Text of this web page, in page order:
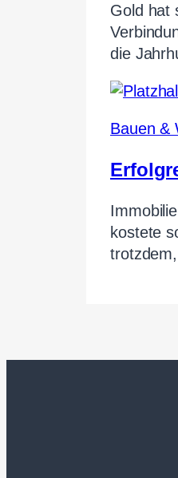
Gold hat
die
Bauen &
kostete